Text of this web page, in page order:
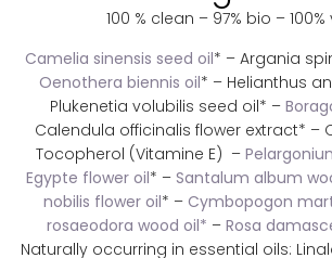
100 % clean – 97% bio –
Camelia sinensis seed oil* – Argania
Oenothera biennis oil* – Helianthus
Plukenetia volubilis seed oil* –
Calendula officinalis flower extract* –
Tocopherol (Vitamine E) –
Egypte flower oil* – Santalum album
nobilis flower oil* – Cymbopogon
rosaeodora wood oil* – Rosa
Naturally occurring in essential oils: